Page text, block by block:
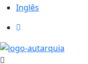
Inglês